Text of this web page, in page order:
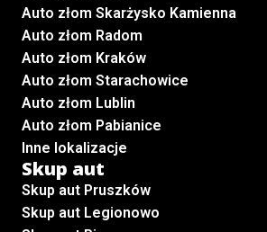
Auto złom Skarżysko Kamienna
Auto złom Radom
Auto złom Kraków
Auto złom Starachowice
Auto złom Lublin
Auto złom Pabianice
Inne lokalizacje
Skup aut
Skup aut Pruszków
Skup aut Legionowo